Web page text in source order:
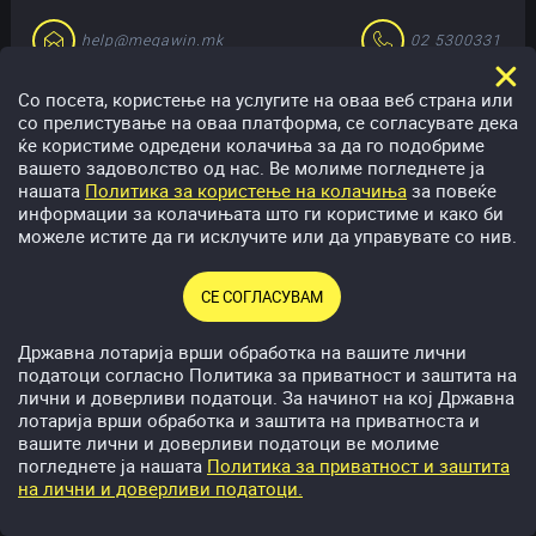
help@megawin.mk 02 5300331
Приредувач: Акционерско друштво за приредување игри на
среќа Државна лотарија на Република Северна Македонија.
Северна Македонија. ЕМБС: 6436846, ЕДБ: 4030008053368
Android
Со посета, користење на услугите на оваа веб страна или
со прелистување на оваа платформа, се согласувате дека
ќе користиме одредени колачиња за да го подобриме
вашето задоволство од нас. Ве молиме погледнете ја
нашата Политика за користење на колачиња за повеќе
информации за колачињата што ги користиме и како би
можеле истите да ги исклучите или да управувате со нив.
СЕ СОГЛАСУВАМ
Државна лотарија врши обработка на вашите лични
податоци согласно Политика за приватност и заштита на
лични и доверливи податоци. За начинот на кој Државна
лотарија врши обработка и заштита на приватноста и
вашите лични и доверливи податоци ве молиме
погледнете ја нашата Политика за приватност и заштита
на лични и доверливи податоци.